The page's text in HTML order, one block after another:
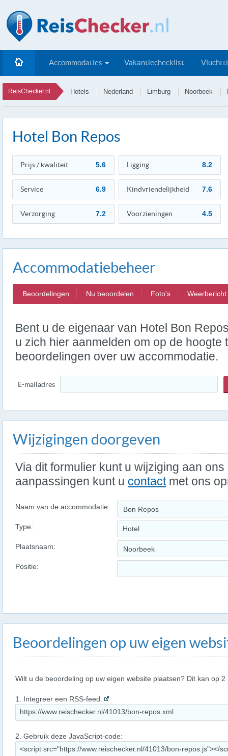
Accommodaties Vakantiechecklist
ReisChecker.nl Hotels Nederland Limburg Noorbeek
Hotel Bon Repos
Prijs / kwaliteit 5.6 Ligging 8.2
Service 6.9 Kindvriendelijkheid 7.6
Verzorging 7.2 Voorzieningen 4.5
Accommodatiebeheer
Beoordelingen Nu beoordelen Foto's Weerbericht
Bent u de eigenaar van Hotel Bon
u zich hier aanmelden om op de hoogte
beoordelingen over uw accommodatie.
E-mailadres
Wijzigingen doorgeven
Via dit formulier kunt u wijziging aan
aanpassingen kunt u contactmet ons
Naam van de accommodatie:
Type: Hotel
Plaatsnaam:
Positie:
Beoordelingen op uw eigen
Wilt u de beoordeling op uw eigen website plaatsen? Dit kan op 2
1. Integreer een RSS-feed.
2. Gebruik deze JavaScript-code: